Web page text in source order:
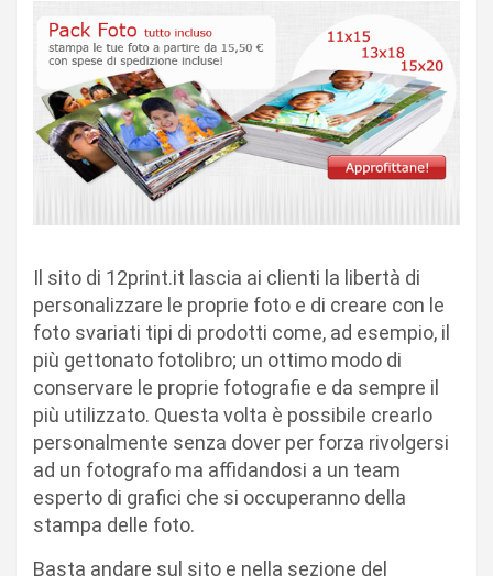
Il sito di 12print.it lascia ai clienti la libertà di
personalizzare le proprie foto e di creare con le
foto svariati tipi di prodotti come, ad esempio, il
più gettonato fotolibro; un ottimo modo di
conservare le proprie fotografie e da sempre il
più utilizzato. Questa volta è possibile crearlo
personalmente senza dover per forza rivolgersi
ad un fotografo ma affidandosi a un team
esperto di grafici che si occuperanno della
stampa delle foto.
Basta andare sul sito e nella sezione del